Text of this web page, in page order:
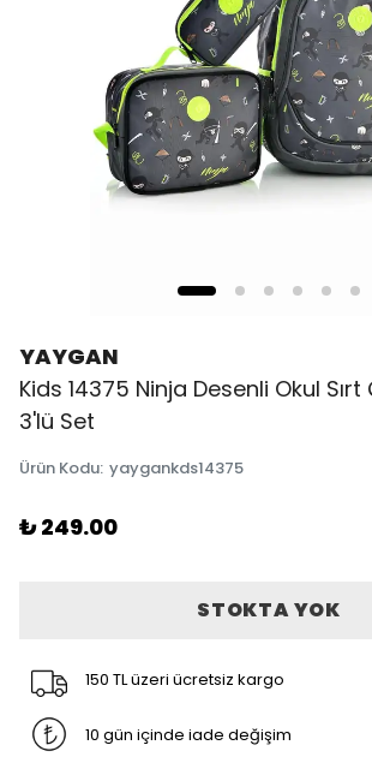
YAYGAN
Kids 14375 Ninja Desenli Okul Sırt
3'lü Set
Ürün Kodu: yaygankds14375
₺ 249.00
STOKTA YOK
150 TL üzeri ücretsiz kargo
10 gün içinde iade değişim